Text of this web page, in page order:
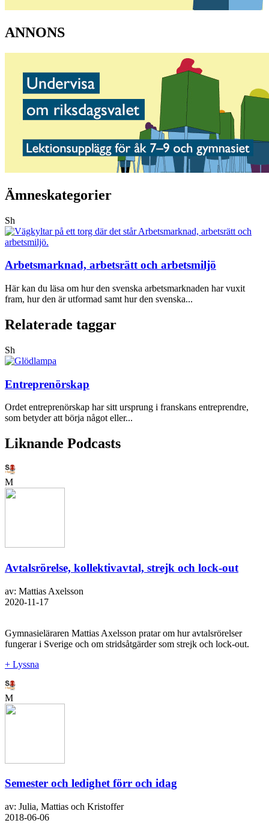
ANNONS
Ämneskategorier
Sh
Arbetsmarknad, arbetsrätt och arbetsmiljö
Här kan du läsa om hur den svenska arbetsmarknaden har vuxit
fram, hur den är utformad samt hur den svenska...
Relaterade taggar
Sh
Entreprenörskap
Ordet entreprenörskap har sitt ursprung i franskans entreprendre,
som betyder att börja något eller...
Liknande Podcasts
M
Avtalsrörelse, kollektivavtal, strejk och lock-out
av: Mattias Axelsson
2020-11-17
Gymnasieläraren Mattias Axelsson pratar om hur avtalsrörelser
fungerar i Sverige och om stridsåtgärder som strejk och lock-out.
+ Lyssna
M
Semester och ledighet förr och idag
av: Julia, Mattias och Kristoffer
2018-06-06